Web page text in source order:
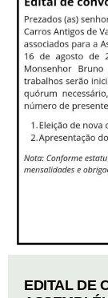
EDITAL DE